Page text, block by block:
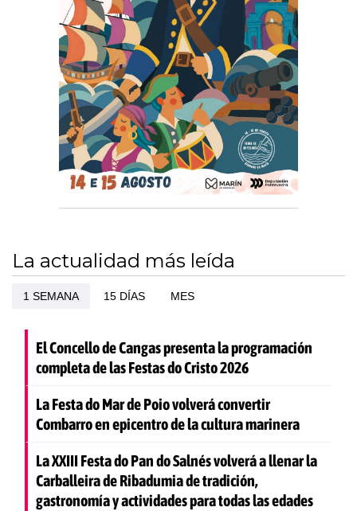
La actualidad más leída
1 SEMANA 15 DÍAS MES
El Concello de Cangas presenta la programación
completa de las Festas do Cristo 2026
La Festa do Mar de Poio volverá convertir
Combarro en epicentro de la cultura marinera
La XXIII Festa do Pan do Salnés volverá a llenar la
Carballeira de Ribadumia de tradición,
gastronomía y actividades para todas las edades